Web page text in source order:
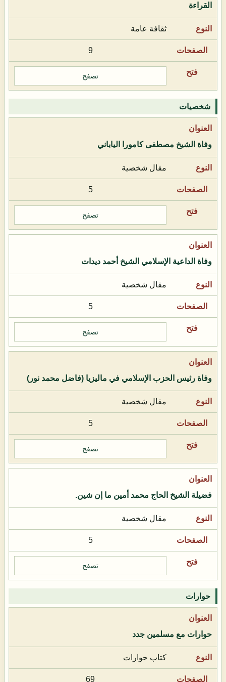
القراءة
ثقافة عامة
9
تصفح
شخصيات
وفاة الشيخ مصطفى كامورا الياباني
مقال شخصية
5
تصفح
وفاة الداعية الإسلامي الشيخ أحمد ديدات
مقال شخصية
5
تصفح
وفاة رئيس الحزب الإسلامي في ماليزيا (فاضل محمد نور)
مقال شخصية
5
تصفح
فضيلة الشيخ الحاج محمد أمين ما إن شين.
مقال شخصية
5
تصفح
حوارات
حوارات مع مسلمين جدد
كتاب حوارات
69